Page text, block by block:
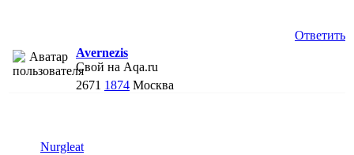
Ответить
Avernezis
Свой на Aqa.ru
2671 1874 Москва
Nurgleat